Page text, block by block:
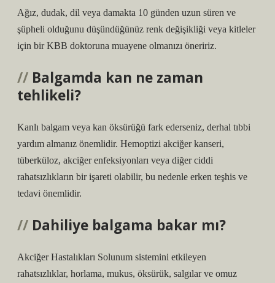
Ağız, dudak, dil veya damakta 10 günden uzun süren ve
şüpheli olduğunu düşündüğünüz renk değişikliği veya kitleler
için bir KBB doktoruna muayene olmanızı öneririz.
Balgamda kan ne zaman
tehlikeli?
Kanlı balgam veya kan öksürüğü fark ederseniz, derhal tıbbi
yardım almanız önemlidir. Hemoptizi akciğer kanseri,
tüberküloz, akciğer enfeksiyonları veya diğer ciddi
rahatsızlıkların bir işareti olabilir, bu nedenle erken teşhis ve
tedavi önemlidir.
Dahiliye balgama bakar mı?
Akciğer Hastalıkları Solunum sistemini etkileyen
rahatsızlıklar, horlama, mukus, öksürük, salgılar ve omuz